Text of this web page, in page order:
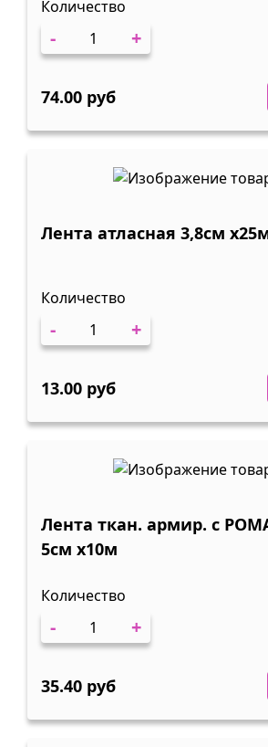
Количество
- +
74.00 руб
Лента атласная 3,8см
Количество
- +
13.00 руб
Лента ткан. армир. с
5см х10м
Количество
- +
35.40 руб